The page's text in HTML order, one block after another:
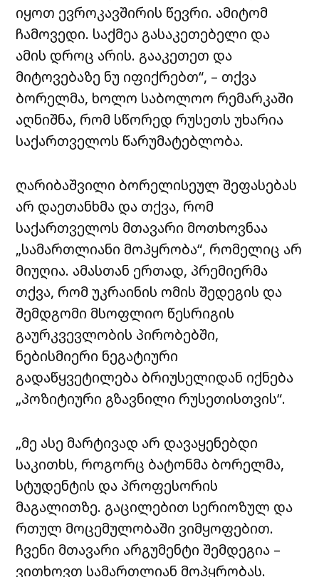
იყოთ ევროკავშირის წევრი. ამიტომ
ჩამოვედი. საქმეა გასაკეთებელი და
ამის დროც არის. გააკეთეთ და
მიტოვებაზე ნუ იფიქრებთ“, – თქვა
ბორელმა, ხოლო საბოლოო რემარკაში
აღნიშნა, რომ სწორედ რუსეთს უხარია
საქართველოს წარუმატებლობა.
ღარიბაშვილი ბორელისეულ შეფასებას
არ დაეთანხმა და თქვა, რომ
საქართველოს მთავარი მოთხოვნაა
„სამართლიანი მოპყრობა“, რომელიც არ
მიუღია. ამასთან ერთად, პრემიერმა
თქვა, რომ უკრაინის ომის შედეგის და
შემდგომი მსოფლიო წესრიგის
გაურკვევლობის პირობებში,
ნებისმიერი ნეგატიური
გადაწყვეტილება ბრიუსელიდან იქნება
„პოზიტიური გზავნილი რუსეთისთვის“.
„მე ასე მარტივად არ დავაყენებდი
საკითხს, როგორც ბატონმა ბორელმა,
სტუდენტის და პროფესორის
მაგალითზე. გაცილებით სერიოზულ და
რთულ მოცემულობაში ვიმყოფებით.
ჩვენი მთავარი არგუმენტი შემდეგია –
ვითხოვთ სამართლიან მოპყრობას.